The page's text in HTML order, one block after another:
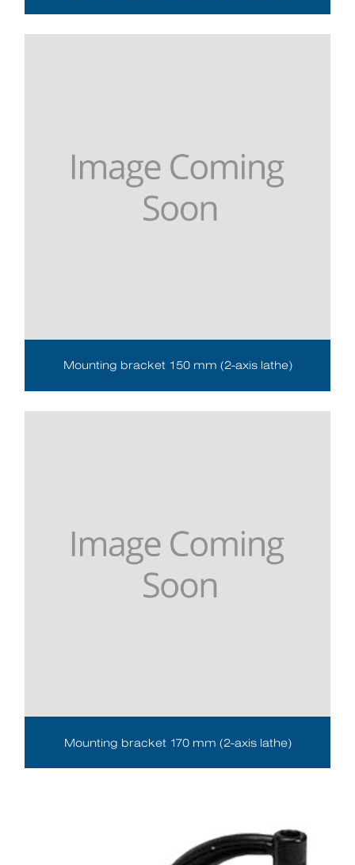
Mounting bracket 150 mm (2-axis lathe)
Mounting bracket 170 mm (2-axis lathe)